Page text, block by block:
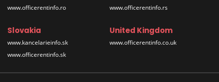
www.officerentinfo.ro
www.officerentinfo.rs
Slovakia
www.kancelarieinfo.sk
www.officerentinfo.sk
United Kingdom
www.officerentinfo.co.uk